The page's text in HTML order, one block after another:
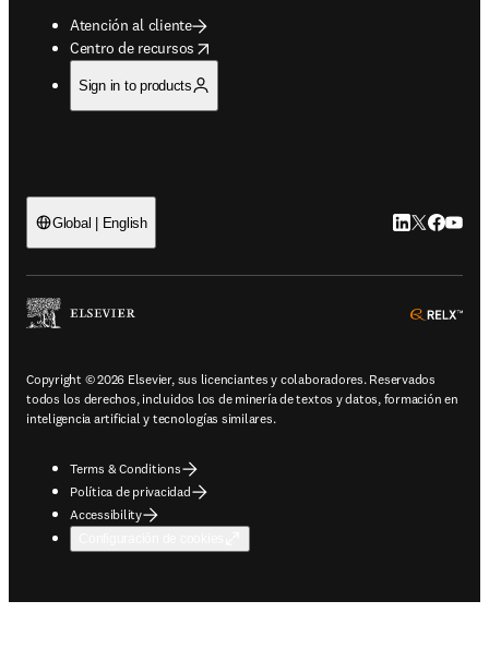
Atención al cliente
Centro de recursos
opens in new tab/window
Sign in to products
Global | English LinkedIn se
Twitter se
Copyright © 2026 Elsevier, sus licenciantes y colaboradores. Reservados
todos los derechos, incluidos los de minería de textos y datos, formación en
inteligencia artificial y tecnologías similares.
Terms & Conditions
Política de privacidad
Accessibility